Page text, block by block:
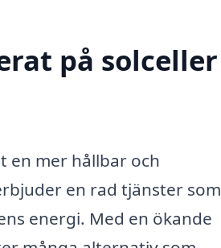
på solceller
en mer hållbar och
en rad tjänster som
energi. Med en ökande